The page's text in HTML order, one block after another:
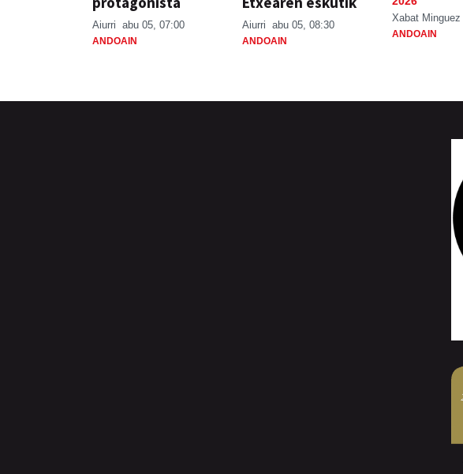
Aiurri abu 05, 07:00
ANDOAIN
Aiurri abu 05, 08:30
ANDOAIN
Xabat Minguez
ANDOAIN